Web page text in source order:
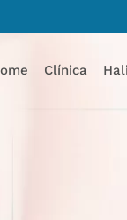
Clínica